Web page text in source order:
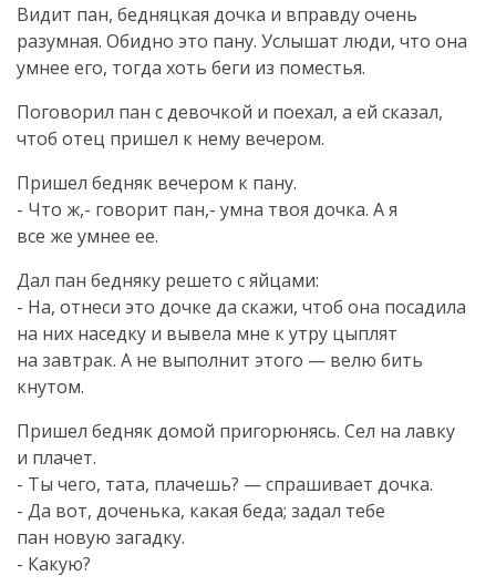
Видит пан, бедняцкая дочка и вправду очень
разумная. Обидно это пану. Услышат люди, что она
умнее его, тогда хоть беги из поместья.
Поговорил пан с девочкой и поехал, а ей сказал,
чтоб отец пришел к нему вечером.
Пришел бедняк вечером к пану.
- Что ж,- говорит пан,- умна твоя дочка. А я
все же умнее ее.
Дал пан бедняку решето с яйцами:
- На, отнеси это дочке да скажи, чтоб она посадила
на них наседку и вывела мне к утру цыплят
на завтрак. А не выполнит этого — велю бить
кнутом.
Пришел бедняк домой пригорюнясь. Сел на лавку
и плачет.
- Ты чего, тата, плачешь? — спрашивает дочка.
- Да вот, доченька, какая беда; задал тебе
пан новую загадку.
- Какую?